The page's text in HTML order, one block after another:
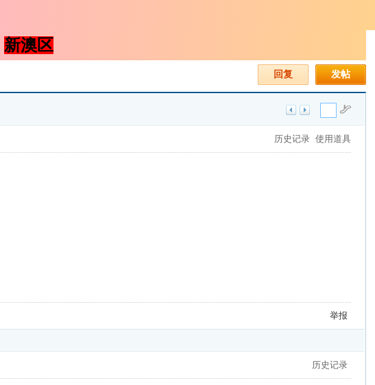
新澳区
发帖
回复
历史记录 使用道具
举报
历史记录